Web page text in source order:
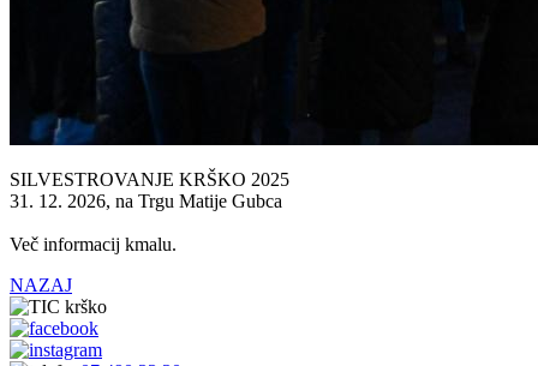
SILVESTROVANJE KRŠKO 2025
31. 12. 2026, na Trgu Matije Gubca
Več informacij kmalu.
NAZAJ